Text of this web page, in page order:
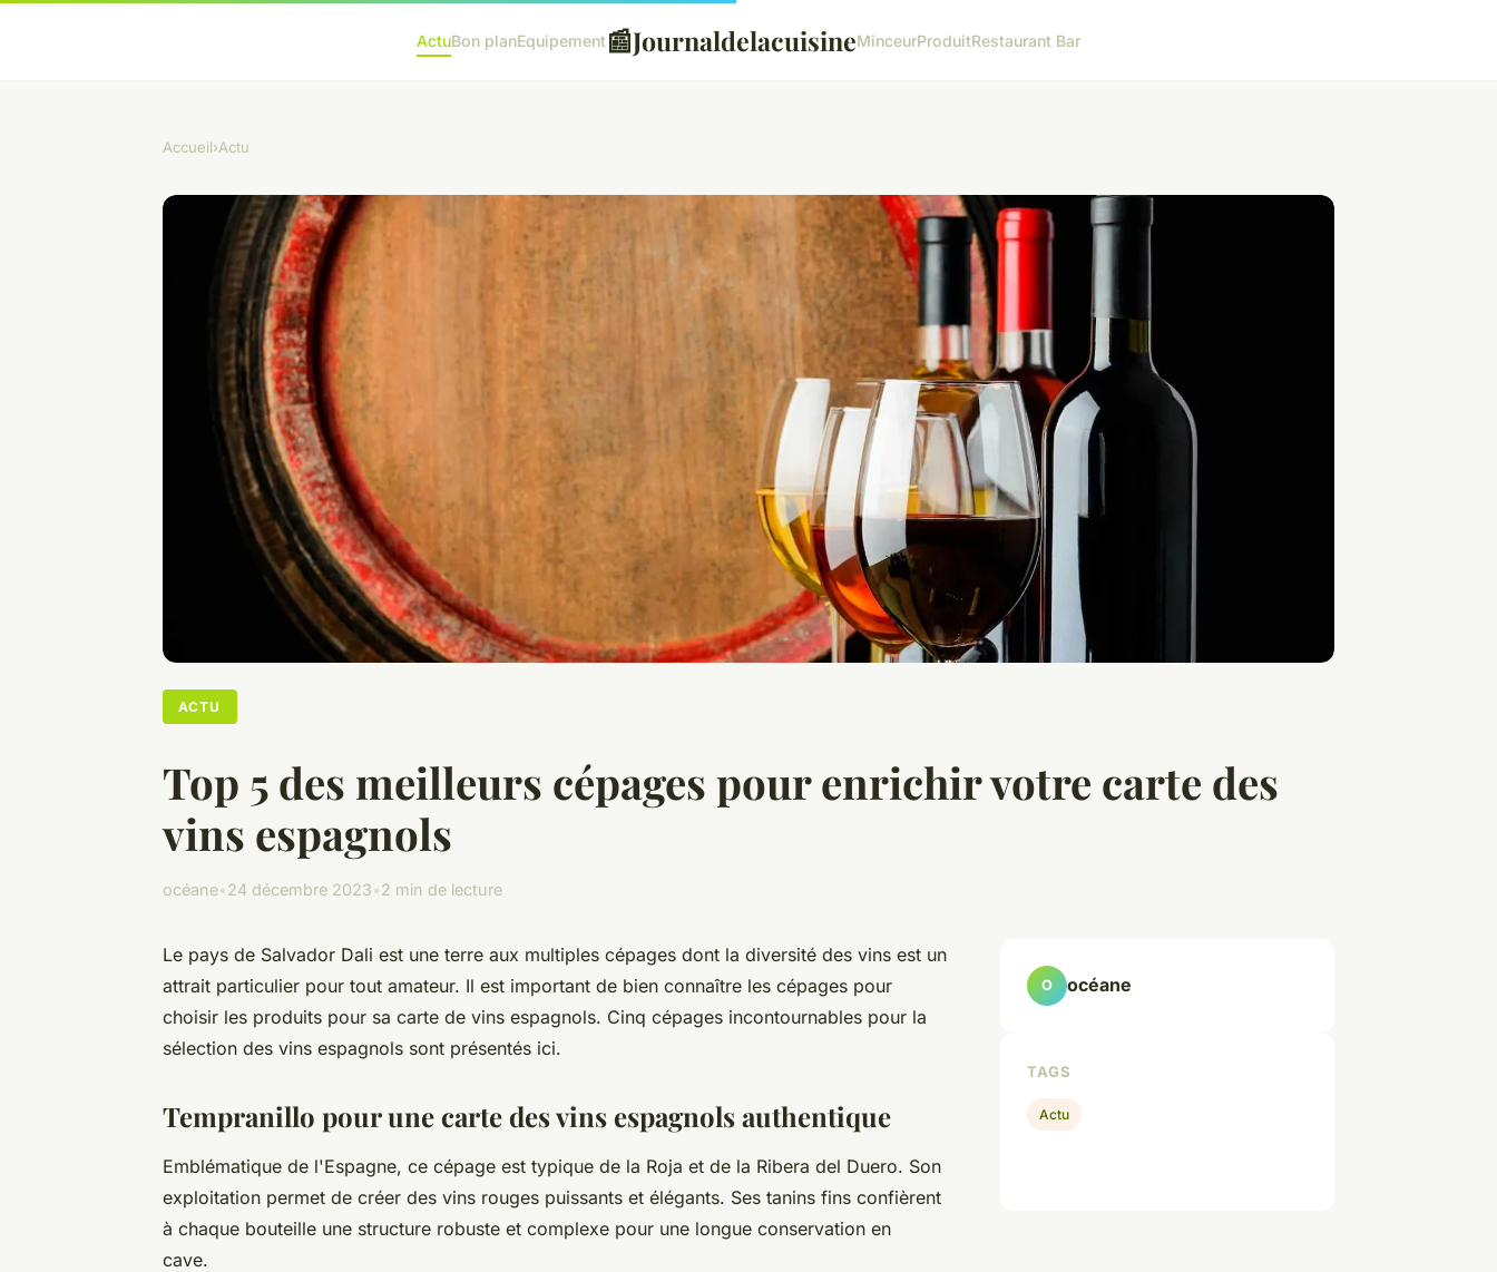
ActuBon planEquipement 📰JournaldelacuisineMinceurProduitRestaurant Bar
Accueil›Actu
ACTU
Top 5 des meilleurs cépages pour enrichir votre carte des
vins espagnols
océane•24 décembre 2023•2 min de lecture
Le pays de Salvador Dali est une terre aux multiples cépages dont la diversité des vins est un
attrait particulier pour tout amateur. Il est important de bien connaître les cépages pour
choisir les produits pour sa carte de vins espagnols. Cinq cépages incontournables pour la
sélection des vins espagnols sont présentés ici.
Tempranillo pour une carte des vins espagnols authentique
Emblématique de l'Espagne, ce cépage est typique de la Roja et de la Ribera del Duero. Son
exploitation permet de créer des vins rouges puissants et élégants. Ses tanins fins confièrent
à chaque bouteille une structure robuste et complexe pour une longue conservation en
cave.
O océane
TAGS
Actu